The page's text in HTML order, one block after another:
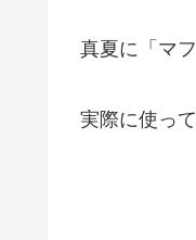
真夏に「マ
実際に使っ